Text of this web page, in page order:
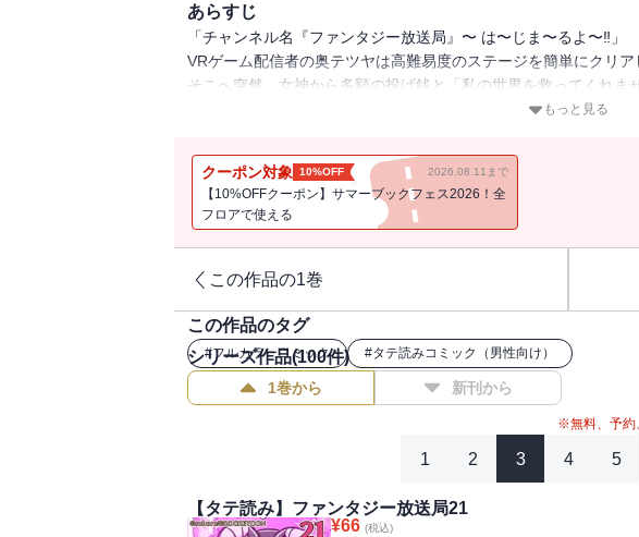
あらすじ
「チャンネル名『ファンタジー放送局』〜 は〜じま〜るよ〜‼」
VRゲーム配信者の奥テツヤは高難易度のステージを簡単にクリア
そこへ突然、女神から多額の投げ銭と「私の世界を救ってくれま
冗談で言った一言のせいで、10億円で異世界を救いながら配信す
仲間が増えたり、騎士団やら魔王軍やらがでてきたり・・・
果たして無事異世界を救うことができるのか⁉
もっと見る
クーポン対象 10%OFF 2026.08.11まで
【10%OFFクーポン】サマーブックフェス2026！全
フロアで使える
この作品の1巻
この作品のタグ
#フルカラーコミック #タテ読みコミック（男性向け）
シリーズ作品(100件)
1巻から 新刊から
※無料、予約
1 2 3 4 5
【タテ読み】ファンタジー放送局21
¥66 (税込)